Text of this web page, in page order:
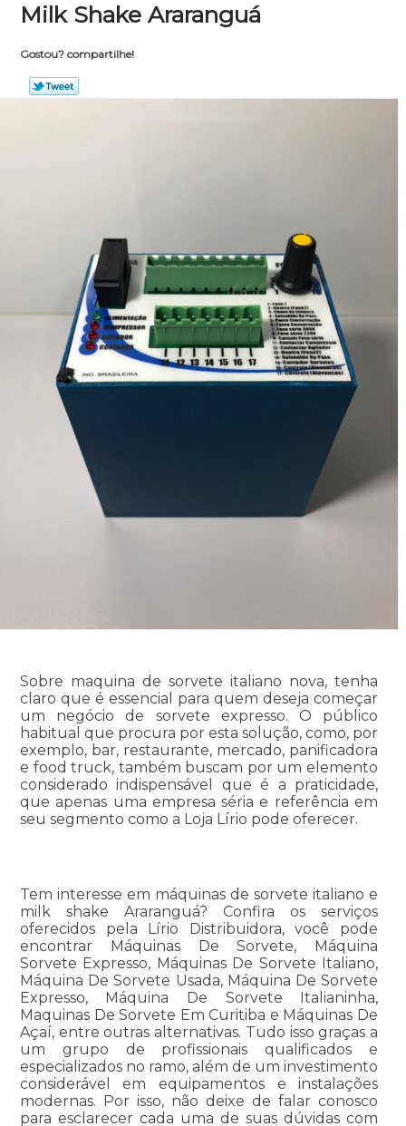
Milk Shake Araranguá
Gostou? compartilhe!
Sobre maquina de sorvete italiano nova, tenha
claro que é essencial para quem deseja começar
um negócio de sorvete expresso. O público
habitual que procura por esta solução, como, por
exemplo, bar, restaurante, mercado, panificadora
e food truck, também buscam por um elemento
considerado indispensável que é a praticidade,
que apenas uma empresa séria e referência em
seu segmento como a Loja Lírio pode oferecer.
Tem interesse em máquinas de sorvete italiano e
milk shake Araranguá? Confira os serviços
oferecidos pela Lírio Distribuidora, você pode
encontrar Máquinas De Sorvete, Máquina
Sorvete Expresso, Máquinas De Sorvete Italiano,
Máquina De Sorvete Usada, Máquina De Sorvete
Expresso, Máquina De Sorvete Italianinha,
Maquinas De Sorvete Em Curitiba e Máquinas De
Açaí, entre outras alternativas. Tudo isso graças a
um grupo de profissionais qualificados e
especializados no ramo, além de um investimento
considerável em equipamentos e instalações
modernas. Por isso, não deixe de falar conosco
para esclarecer cada uma de suas dúvidas com